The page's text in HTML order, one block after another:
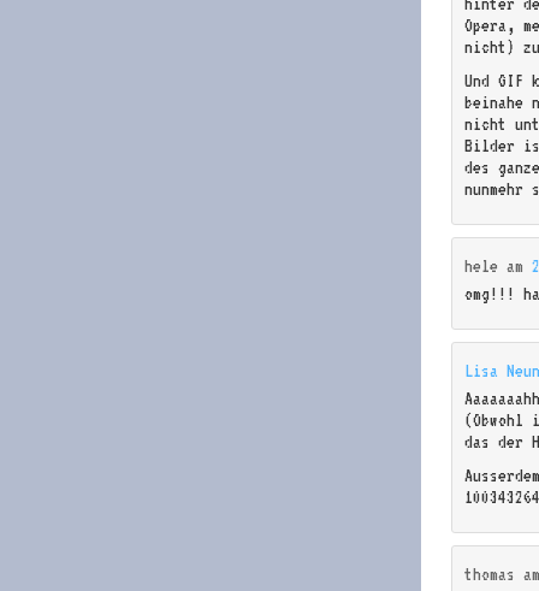
hinter
Opera,
nicht)
Und GIF
beinahe
nicht
Bilder
des
hele am
omg!!!
Lisa Neun
das der
thomas